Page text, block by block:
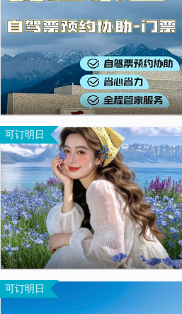
可订明日
可订明日